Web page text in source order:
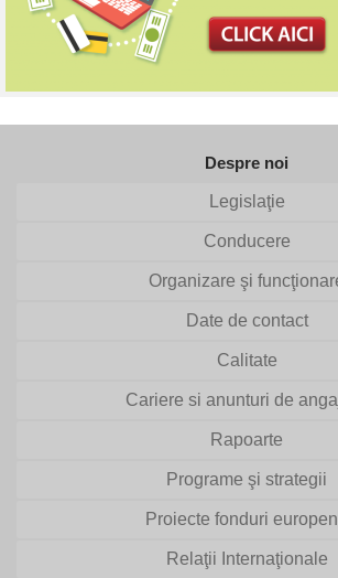
Despre noi
Legislaţie
Conducere
Organizare şi
Date de contact
Calitate
Cariere si anunturi de
Rapoarte
Programe şi strategii
Proiecte fonduri
Relaţii Internaţionale